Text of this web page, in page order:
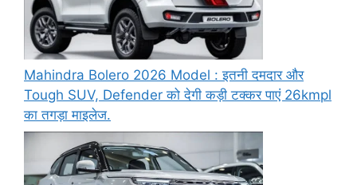
Mahindra Bolero 2026 Model : इतनी दमदार और
Tough SUV, Defender को देगी कड़ी टक्कर पाएं 26kmpl
का तगड़ा माइलेज.